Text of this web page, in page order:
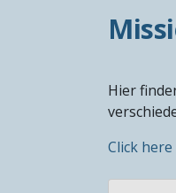
Hier
Click